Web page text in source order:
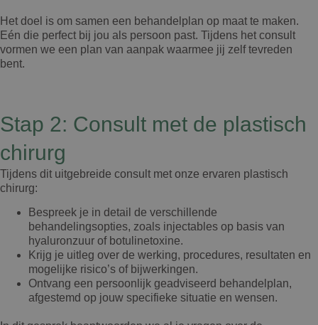
Het doel is om samen een behandelplan op maat te maken.
Eén die perfect bij jou als persoon past. Tijdens het consult
vormen we een plan van aanpak waarmee jij zelf tevreden
bent.
Stap 2: Consult met de plastisch
chirurg
Tijdens dit uitgebreide consult met onze ervaren plastisch
chirurg:
Bespreek je in detail de verschillende
behandelingsopties, zoals injectables op basis van
hyaluronzuur of botulinetoxine.
Krijg je uitleg over de werking, procedures, resultaten en
mogelijke risico’s of bijwerkingen.
Ontvang een persoonlijk geadviseerd behandelplan,
afgestemd op jouw specifieke situatie en wensen.